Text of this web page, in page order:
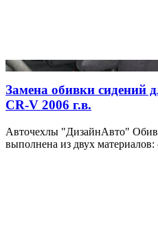
Замена обивки сидений
CR-V 2006 г.в.
Авточехлы "ДизайнАвто"
выполнена из двух материалов: